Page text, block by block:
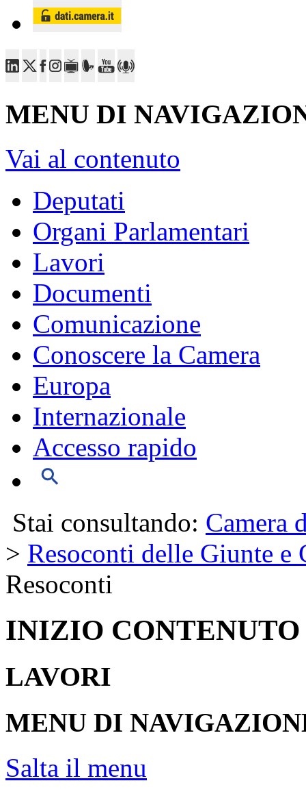
MENU DI
Vai al contenuto
Deputati
Organi Parlamentari
Lavori
Documenti
Comunicazione
Conoscere la Camera
Europa
Internazionale
Accesso rapido
Stai consultando: Camera
> Resoconti delle Giunte e
Resoconti
INIZIO CONTENUTO
LAVORI
MENU DI
Salta il menu